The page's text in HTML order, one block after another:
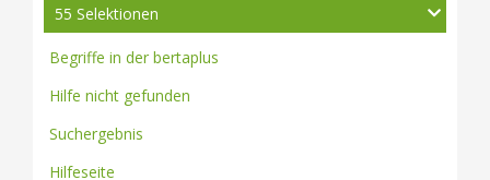
55 Selektionen
Begriffe in der bertaplus
Hilfe nicht gefunden
Suchergebnis
Hilfeseite